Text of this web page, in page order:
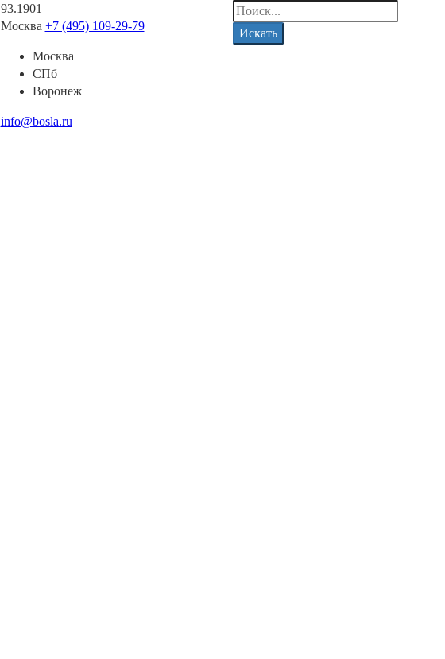
93.1901
Москва +7 (495) 109-29-79
Москва
СПб
Воронеж
info@bosla.ru
Искать